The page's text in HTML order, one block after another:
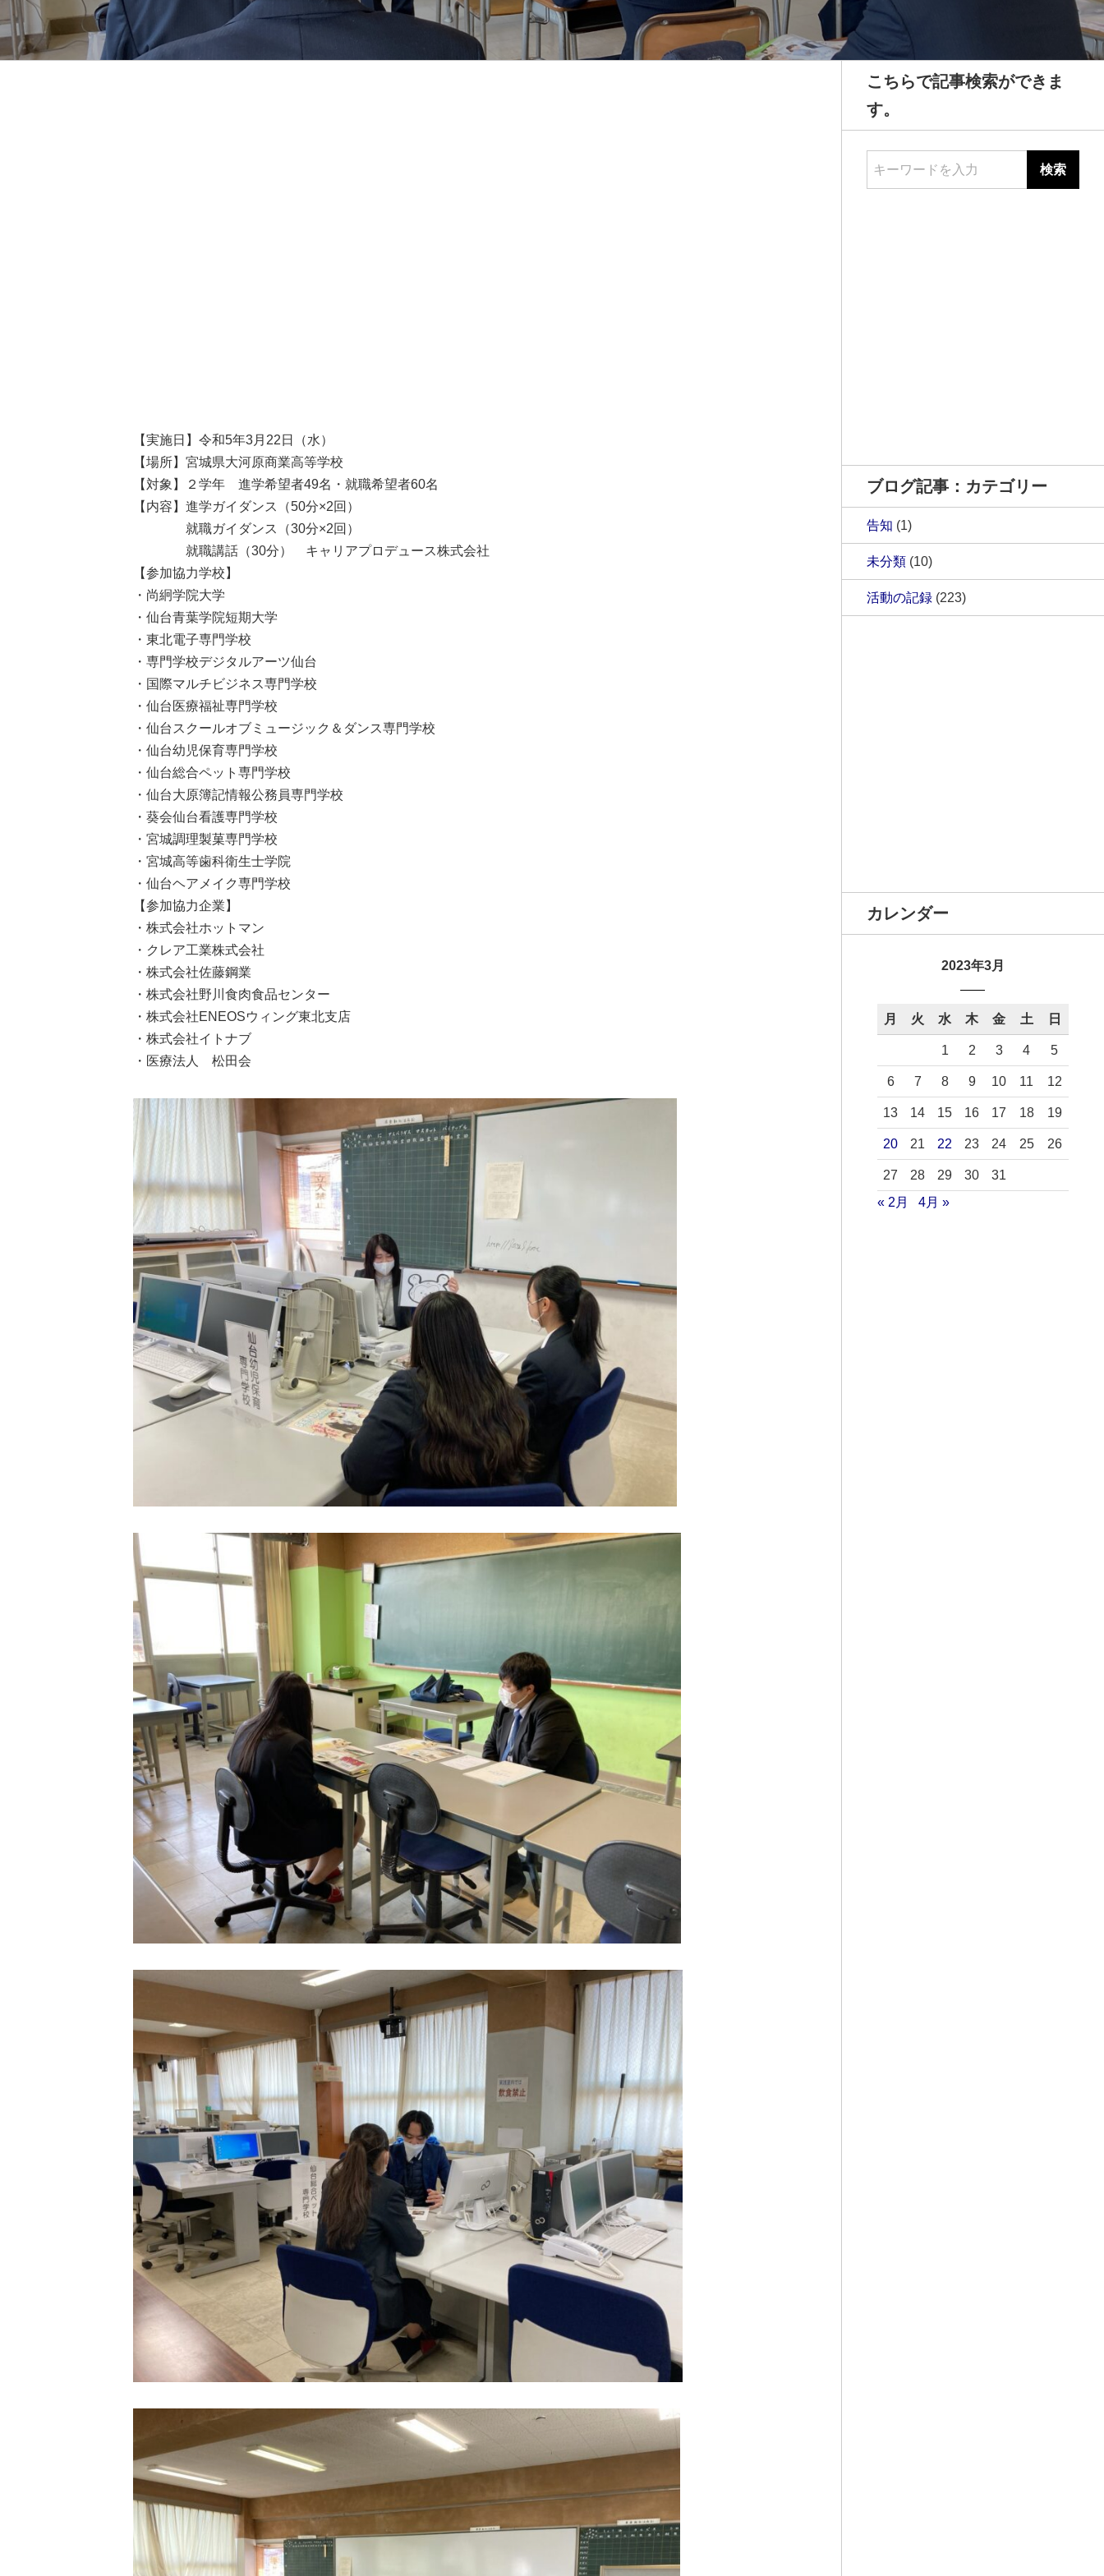
【実施日】令和5年3月22日（水）
【場所】宮城県大河原商業高等学校
【対象】２学年 進学希望者49名・就職希望者60名
【内容】進学ガイダンス（50分×2回）
就職ガイダンス（30分×2回）
就職講話（30分） キャリアプロデュース株式会社
【参加協力学校】
・尚絅学院大学
・仙台青葉学院短期大学
・東北電子専門学校
・専門学校デジタルアーツ仙台
・国際マルチビジネス専門学校
・仙台医療福祉専門学校
・仙台スクールオブミュージック＆ダンス専門学校
・仙台幼児保育専門学校
・仙台総合ペット専門学校
・仙台大原簿記情報公務員専門学校
・葵会仙台看護専門学校
・宮城調理製菓専門学校
・宮城高等歯科衛生士学院
・仙台ヘアメイク専門学校
【参加協力企業】
・株式会社ホットマン
・クレア工業株式会社
・株式会社佐藤鋼業
・株式会社野川食肉食品センター
・株式会社ENEOSウィング東北支店
・株式会社イトナブ
・医療法人 松田会
こちらで記事検索ができま
す。
キーワードを入力
ブログ記事：カテゴリー
告知 (1)
未分類 (10)
活動の記録 (223)
カレンダー
2023年3月
月 火 水 木 金 土 日
1 2 3 4 5
6 7 8 9 10 11 12
13 14 15 16 17 18 19
20 21 22 23 24 25 26
27 28 29 30
31
« 2月
4月 »